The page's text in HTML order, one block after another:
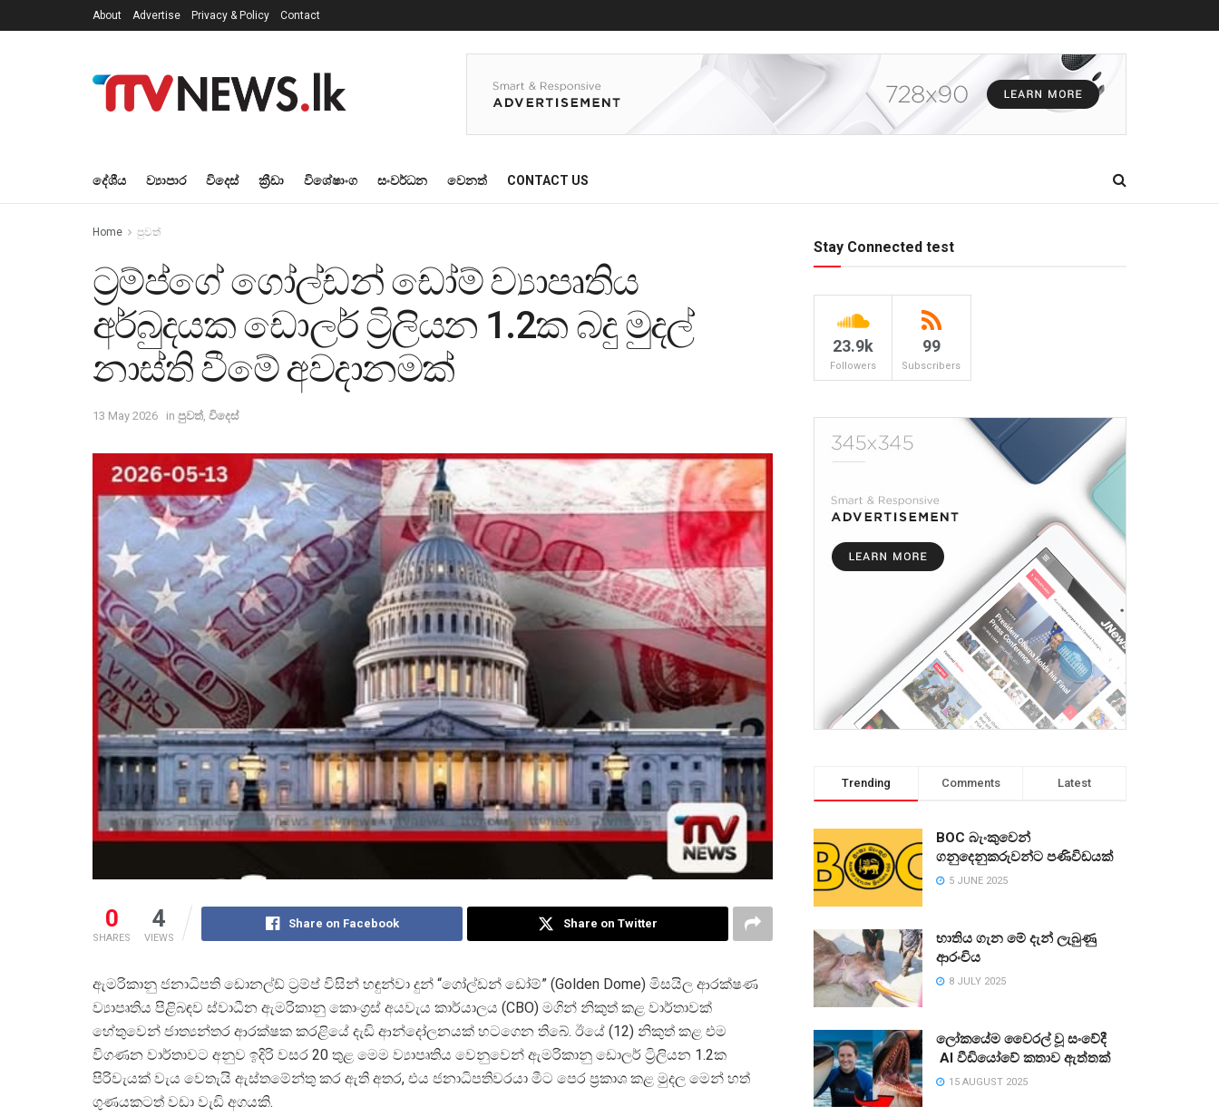
About Advertise Privacy & Policy Contact
දේශීය ව්‍යාපාර විදෙස් ක්‍රීඩා විශේෂාංග සංවර්ධන වෙනත් CONTACT US
Home පුවත්
ට්‍රම්ප්ගේ ගෝල්ඩන් ඩෝම් ව්‍යාපෘතිය
අර්බුදයක ඩොලර් ට්‍රිලියන 1.2ක බදු මුදල්
නාස්ති වීමේ අවදානමක්
13 May 2026 in පුවත් විදෙස්
0
SHARES
4
VIEWS
Share on Facebook Share on Twitter
ඇමරිකානු ජනාධිපති ඩොනල්ඩ් ට්රම්ප් විසින් හඳුන්වා දුන් “ගෝල්ඩන් ඩෝම්” (Golden Dome) මිසයිල ආරක්ෂණ
ව්යාපෘතිය පිළිබඳව ස්වාධීන ඇමරිකානු කොංග්රස් අයවැය කාර්යාලය (CBO) මගින් නිකුත් කළ වාර්තාවක්
හේතුවෙන් ජාත්යන්තර ආරක්ෂක කරළියේ දැඩි ආන්දෝලනයක් හටගෙන තිබේ. ඊයේ (12) නිකුත් කළ එම
විගණන වාර්තාවට අනුව ඉදිරි වසර 20 තුළ මෙම ව්යාපෘතිය වෙනුවෙන් ඇමරිකානු ඩොලර් ට්රිලියන 1.2ක
පිරිවැයක් වැය වෙතැයි ඇස්තමේන්තු කර ඇති අතර, එය ජනාධිපතිවරයා මීට පෙර ප්රකාශ කළ මුදල මෙන් හත්
ගුණයකටත් වඩා වැඩි අගයකි.
Stay Connected test
23.9k
Followers
99
Subscribers
Trending Comments Latest
BOC බැංකුවෙන්
ගනුදෙනුකරුවන්ට පණිවිඩයක්
5 JUNE 2025
භාතිය ගැන මේ දැන් ලැබුණු
ආරංචිය
8 JULY 2025
ලෝකයේම වෛරල් වූ සංවේදී
AI වීඩියෝවේ කතාව ඇත්තක්
15 AUGUST 2025